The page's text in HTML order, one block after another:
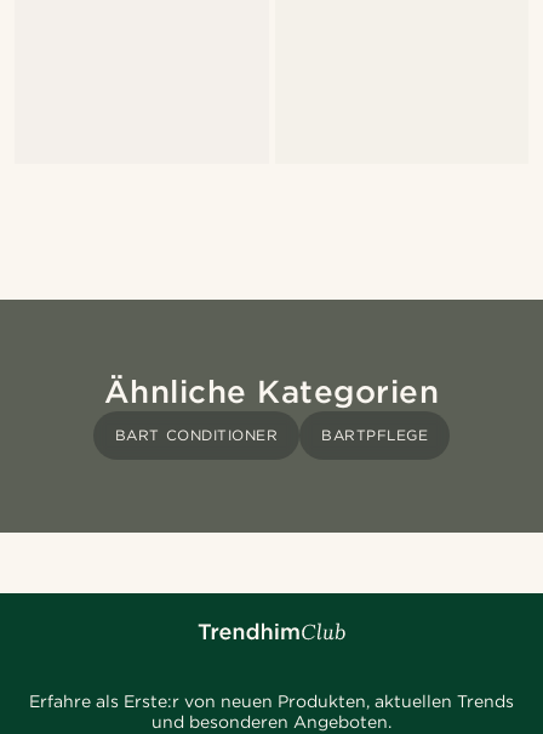
Ähnliche Kategorien
BART CONDITIONER BARTPFLEGE
Erfahre als Erste:r von neuen Produkten, aktuellen Trends
und besonderen Angeboten.